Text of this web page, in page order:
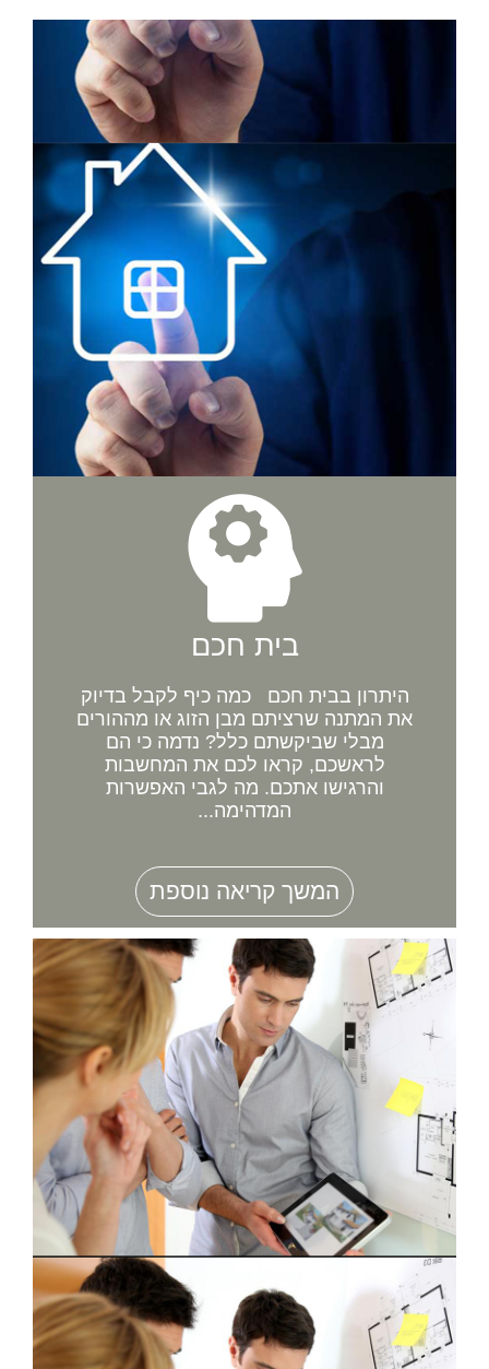
בית חכם
היתרון בבית חכם כמה כיף לקבל בדיוק
את המתנה שרציתם מבן הזוג או מההורים
מבלי שביקשתם כלל? נדמה כי הם
לראשכם, קראו לכם את המחשבות
והרגישו אתכם. מה לגבי האפשרות
המדהימה...
המשך קריאה נוספת